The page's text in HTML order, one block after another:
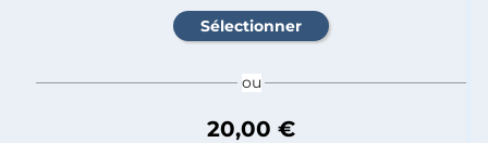
ou
20,00 €